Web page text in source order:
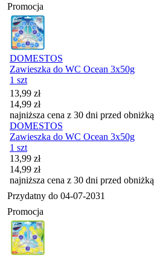
Promocja
DOMESTOS
Zawieszka do WC Ocean 3x50g
1 szt
Cena promocyjna
13,99 zł
14,99 zł
najniższa cena z 30 dni przed obniżką
DOMESTOS
Zawieszka do WC Ocean 3x50g
1 szt
Cena promocyjna
13,99 zł
14,99 zł
najniższa cena z 30 dni przed obniżką
Przydatny do 04-07-2031
Promocja